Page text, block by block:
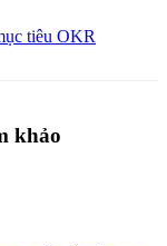
tiêu OKR
khảo